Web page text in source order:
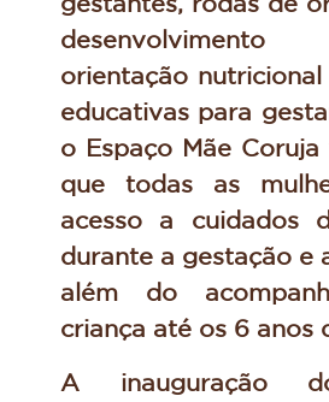
orientação
educativas para
o Espaço Mãe
que todas as
acesso a cuidados
durante a gestação e
além do
criança até os 6 anos
A inauguração